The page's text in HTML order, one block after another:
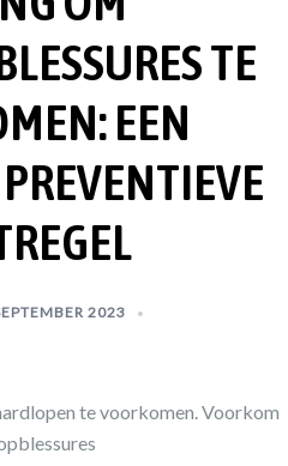
TE
EEN
2023